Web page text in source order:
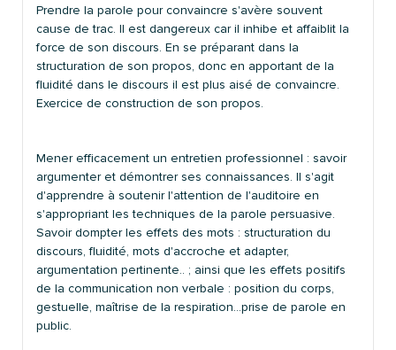
Prendre la parole pour convaincre s'avère souvent
cause de trac. Il est dangereux car il inhibe et affaiblit la
force de son discours. En se préparant dans la
structuration de son propos, donc en apportant de la
fluidité dans le discours il est plus aisé de convaincre.
Exercice de construction de son propos.
Mener efficacement un entretien professionnel : savoir
argumenter et démontrer ses connaissances. Il s'agit
d'apprendre à soutenir l'attention de l'auditoire en
s'appropriant les techniques de la parole persuasive.
Savoir dompter les effets des mots : structuration du
discours, fluidité, mots d'accroche et adapter,
argumentation pertinente.. ; ainsi que les effets positifs
de la communication non verbale : position du corps,
gestuelle, maîtrise de la respiration…prise de parole en
public.